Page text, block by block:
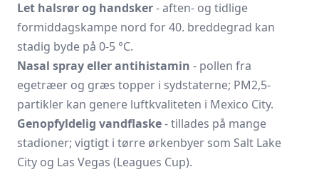
Let halsrør og handsker- aften- og tidlige
formiddagskampe nord for 40. breddegrad kan
stadig byde på 0-5 °C.
Nasal spray eller antihistamin - pollen fra
egetræer og græs topper i sydstaterne; PM2,5-
partikler kan genere luftkvaliteten i Mexico City.
Genopfyldelig vandflaske- tillades på mange
stadioner; vigtigt i tørre ørkenbyer som Salt Lake
City og Las Vegas (Leagues Cup).